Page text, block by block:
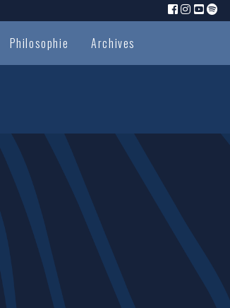
Philosophie Archives